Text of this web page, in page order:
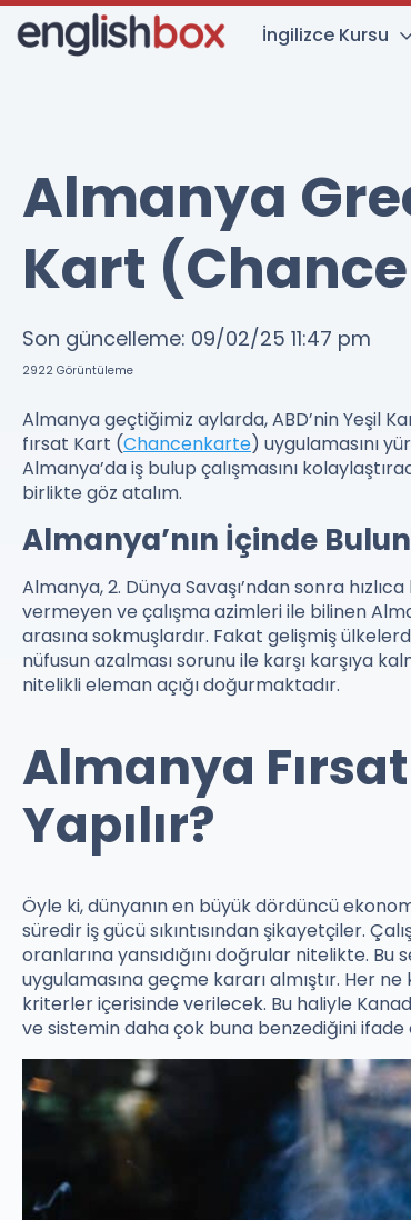
İngilizce Kursu
Almanya
Kart
Son güncelleme: 09/02/25 11:47 pm
2922 Görüntüleme
Almanya geçtiğimiz aylarda, ABD’nin Yeşil
fırsat Kart (Chancenkarte) uygulamasını
Almanya’da iş bulup çalışmasını
birlikte göz atalım.
Almanya’nın İçinde
Almanya, 2. Dünya Savaşı’ndan sonra
vermeyen ve çalışma azimleri ile bilinen
arasına sokmuşlardır. Fakat gelişmiş
nüfusun azalması sorunu ile karşı karşıya
nitelikli eleman açığı doğurmaktadır.
Almanya
Yapılır?
Öyle ki, dünyanın en büyük dördüncü
süredir iş gücü sıkıntısından şikayetçiler.
oranlarına yansıdığını doğrular nitelikte.
uygulamasına geçme kararı almıştır. Her
kriterler içerisinde verilecek. Bu haliyle
ve sistemin daha çok buna benzediğini ifade